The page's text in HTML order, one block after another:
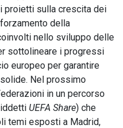
proietti sulla crescita dei
della
nello sviluppo delle
sottolineare i progressi
europeo per garantire
Nel prossimo
in un percorso
UEFA Share) che
temi esposti a Madrid,